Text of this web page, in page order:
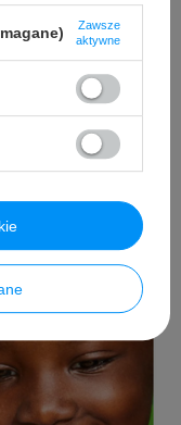
– wysoka
o detale
że holownik jest
odwzorowane
bardzo realistycznie i
kolekcji.
Zawsze
aktywne